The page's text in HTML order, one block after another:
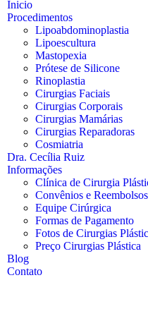
Inicio
Procedimentos
Lipoabdominoplastia
Lipoescultura
Mastopexia
Prótese de Silicone
Rinoplastia
Cirurgias Faciais
Cirurgias Corporais
Cirurgias Mamárias
Cirurgias Reparadoras
Cosmiatria
Dra. Cecília Ruiz
Informações
Clínica de Cirurgia
Convênios e Reembolsos
Equipe Cirúrgica
Formas de Pagamento
Fotos de Cirurgias
Preço Cirurgias Plástica
Blog
Contato